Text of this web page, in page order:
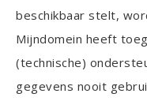
beschikbaar stelt,
Mijndomein heeft
(technische)
gegevens nooit